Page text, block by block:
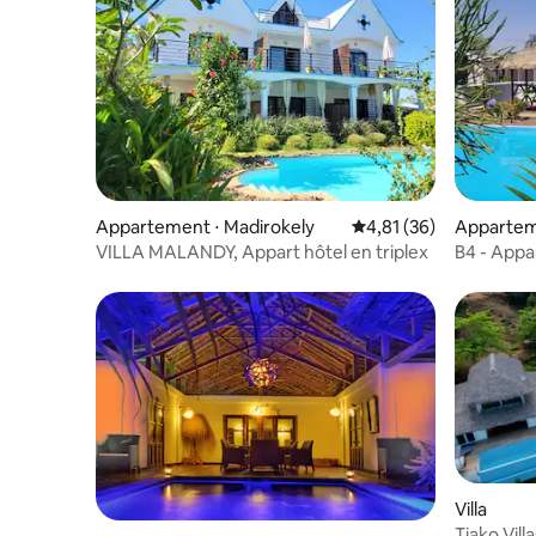
Appartement ⋅ Madirokely Évaluation moyenne
4,81 (36)
VILLA MALANDY, Appart hôtel en triplex
B4 -
Villa